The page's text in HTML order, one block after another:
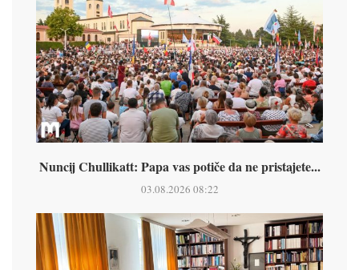
Nuncij Chullikatt: Papa vas potiče da ne pristajete...
03.08.2026 08:22